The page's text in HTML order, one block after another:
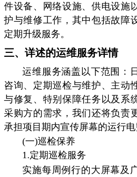
件设备、网络设施、供电设施
护与维修工作，其中包括故障
定期升级服务。
三、详述的运维服务详情
运维服务涵盖以下范围：
咨询、定期巡检与维护、主动
与修复、特别保障任务以及系
采购方的需求，我们还将负责
承担项目期内宣传屏幕的运行电
(一)巡检保养
1.定期巡检服务
实施每周例行的大屏幕及